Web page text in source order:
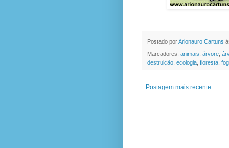
Postado porArionauro Cartuns
Marcadores: animais árvore,
destruição, ecologia, floresta,
Postagem mais recente